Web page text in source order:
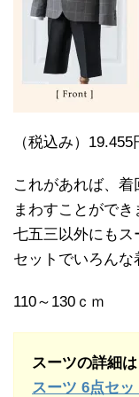
（税込み）19.455
これがあれば、
まわすことができ
七五三以外にもス
セットでいろんな
110～130ｃｍ
スーツの詳細
スーツ 6点セ